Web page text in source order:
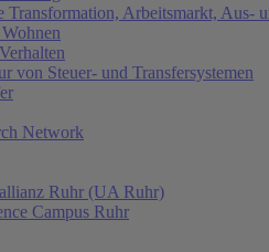
Transformation, Arbeitsmarkt, Aus-
von Steuer- und Transfersystemen
Network
Ruhr (UA Ruhr)
Campus Ruhr